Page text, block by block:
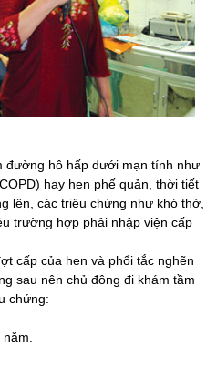
đường hô hấp dưới mạn tính như
hay hen phế quản, thời tiết
lên, các triệu chứng như khó thở,
trường hợp phải nhập viện cấp
cấp của hen và phổi tắc nghẽn
sau nên chủ đông đi khám tầm
chứng:
năm.